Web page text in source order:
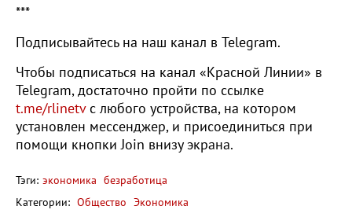
***
Подписывайтесь на наш канал в Telegram.
Чтобы подписаться на канал «Красной Линии» в
Telegram, достаточно пройти по ссылке
t.me/rlinetvс любого устройства, на котором
установлен мессенджер, и присоединиться при
помощи кнопки Join внизу экрана.
Тэги: экономика безработица
Категории: Общество Экономика